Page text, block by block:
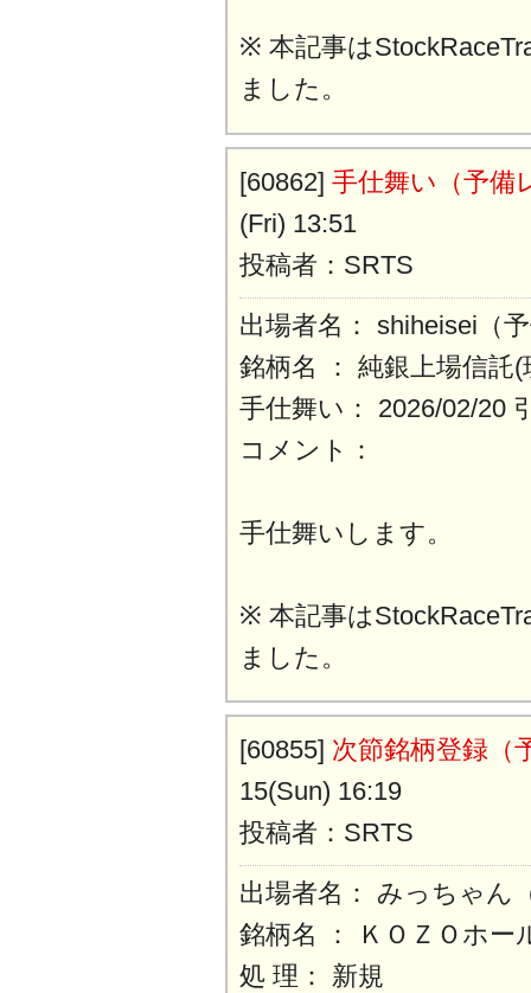
※ 本記事は
ました。
[60862] 手仕舞い（予備
(Fri) 13:51
投稿者：SRTS
出場者名： shiheisei（
銘柄名 ： 純銀上場信託
手仕舞い： 2026/02/20
コメント：
手仕舞いします。
※ 本記事は
ました。
[60855] 次節銘柄登録（
15(Sun) 16:19
投稿者：SRTS
出場者名： みっちゃん
銘柄名 ： ＫＯＺＯホー
処 理： 新規